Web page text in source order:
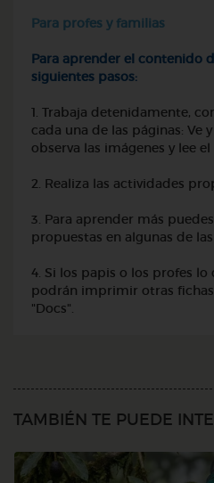
Para profes y familias
Para aprender el contenido
siguientes pasos:
1. Trabaja detenidamente,
cada una de las páginas: Ve
observa las imágenes y lee
2. Realiza las actividades
3. Para aprender más
propuestas en algunas de
4. Si los papis o los profes lo
podrán imprimir otras
"Docs".
TAMBIÉN TE PUEDE